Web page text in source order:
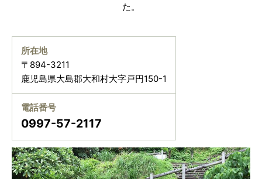
た。
所在地
〒894-3211
鹿児島県大島郡大和村大字戸円150-1
電話番号
0997-57-2117